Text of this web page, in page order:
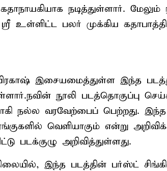
நடித்துள்ளார்.
உள்ளிட்ட பலர் முக்கிய
இசையமைத்துள்ள இந்த
நூலி படத்தொகுப்பு
நல்ல வரவேற்பைப் பெற்றது.
வெளியாகும் என்று
படக்குழு அறிவித்துள்ளது.
இந்த படத்தின் பர்ஸ்ட்